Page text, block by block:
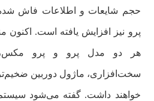
پرو نیز افزایش یافته است. اکنون
هر دو مدل پرو و پرو مکس،
سخت‌افزاری، ماژول دوربین
خواهند داشت. گفته می‌شود